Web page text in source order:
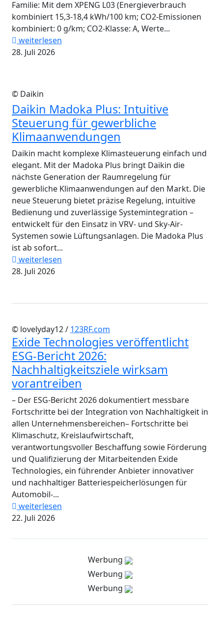
Familie: Mit dem XPENG L03 (Energieverbrauch
kombiniert 15,3-18,4 kWh/100 km; CO2-Emissionen
kombiniert: 0 g/km; CO2-Klasse: A, Werte...
weiterlesen
28. Juli 2026
© Daikin
Daikin Madoka Plus: Intuitive
Steuerung für gewerbliche
Klimaanwendungen
Daikin macht komplexe Klimasteuerung einfach und
elegant. Mit der Madoka Plus bringt Daikin die
nächste Generation der Raumregelung für
gewerbliche Klimaanwendungen auf den Markt. Die
neue Steuerung bietet präzise Regelung, intuitive
Bedienung und zuverlässige Systemintegration –
entwickelt für den Einsatz in VRV- und Sky-Air-
Systemen sowie Lüftungsanlagen. Die Madoka Plus
ist ab sofort...
weiterlesen
28. Juli 2026
© lovelyday12 / 123RF.com
Exide Technologies veröffentlicht
ESG-Bericht 2026:
Nachhaltigkeitsziele wirksam
vorantreiben
– Der ESG-Bericht 2026 dokumentiert messbare
Fortschritte bei der Integration von Nachhaltigkeit in
allen Unternehmensbereichen– Fortschritte bei
Klimaschutz, Kreislaufwirtschaft,
verantwortungsvoller Beschaffung sowie Förderung
und Qualifizierung der Mitarbeitenden Exide
Technologies, ein führender Anbieter innovativer
und nachhaltiger Batteriespeicherlösungen für
Automobil-...
weiterlesen
22. Juli 2026
Werbung
Werbung
Werbung